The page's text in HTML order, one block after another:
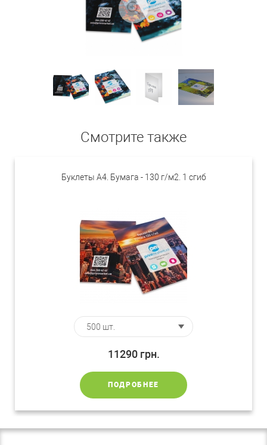
Смотрите также
Буклеты А4. Бумага - 130 г/м2. 1 сгиб
11290 грн.
ПОДРОБНЕЕ